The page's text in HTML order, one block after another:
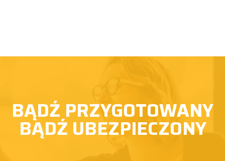
BĄDŹ PRZYGOTOWANY
BĄDŹ UBEZPIECZONY